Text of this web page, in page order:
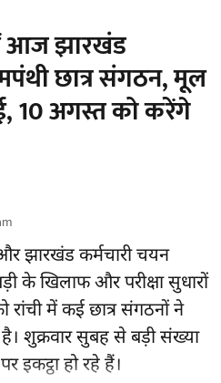
आज झारखंड
छात्र संगठन, मूल
10 अगस्त को करेंगे
झारखंड कर्मचारी चयन
के खिलाफ और परीक्षा सुधारों
रांची में कई छात्र संगठनों ने
शुक्रवार सुबह से बड़ी संख्या
इकट्ठा हो रहे हैं।